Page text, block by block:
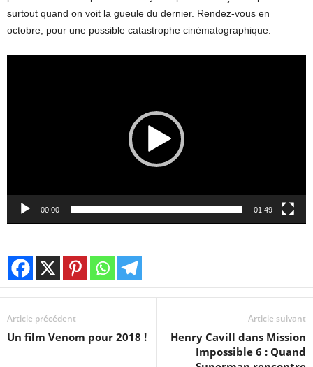
surtout quand on voit la gueule du dernier. Rendez-vous en
octobre, pour une possible catastrophe cinématographique.
00:00 01:49
Article précédent
Un film Venom pour 2018 !
Article suivant
Henry Cavill dans Mission
Impossible 6 : Quand